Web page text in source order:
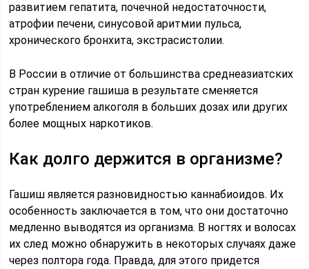
развитием гепатита, почечной недостаточности,
атрофии печени, синусовой аритмии пульса,
хронического бронхита, экстрасистолии.
В России в отличие от большинства среднеазиатских
стран курение гашиша в результате сменяется
употреблением алкоголя в больших дозах или других
более мощных наркотиков.
Как долго держится в организме?
Гашиш является разновидностью каннабиоидов. Их
особенность заключается в том, что они достаточно
медленно выводятся из организма. В ногтях и волосах
их след можно обнаружить в некоторых случаях даже
через полтора года. Правда, для этого придется